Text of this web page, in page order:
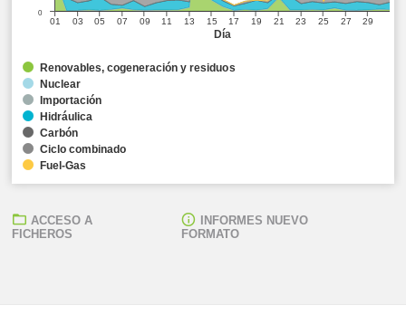
Día
01 03 05 07 09 11 13 15 17 19 21 23 25 27 29
0
Renovables, cogeneración y residuos
Nuclear
Importación
Hidráulica
Carbón
Ciclo combinado
Fuel-Gas
ACCESO A
FICHEROS
INFORMES NUEVO
FORMATO